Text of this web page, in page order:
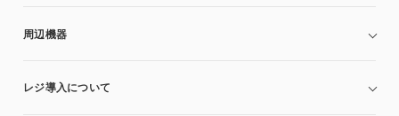
周辺機器
レジ導入について